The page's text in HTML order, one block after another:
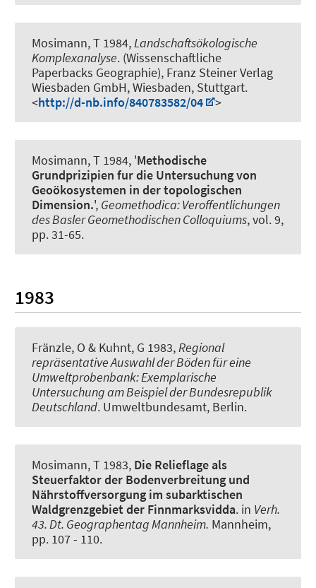
Mosimann, T 1984,Landschaftsökologische
Komplexanalyse. (Wissenschaftliche
Paperbacks Geographie), Franz Steiner Verlag
Wiesbaden GmbH, Wiesbaden, Stuttgart.
<http://d-nb.info/840783582/04 >
Mosimann, T 1984, 'Methodische
Grundprizipien fur die Untersuchung von
Geoökosystemen in der topologischen
Dimension.', Geomethodica: Veroffentlichungen
des Basler Geomethodischen Colloquiums, vol. 9,
pp. 31-65.
1983
Fränzle, O & Kuhnt, G 1983,Regional
repräsentative Auswahl der Böden für eine
Umweltprobenbank: Exemplarische
Untersuchung am Beispiel der Bundesrepublik
Deutschland. Umweltbundesamt, Berlin.
Mosimann, T 1983, Die Relieflage als
Steuerfaktor der Bodenverbreitung und
Nährstoffversorgung im subarktischen
Waldgrenzgebiet der Finnmarksvidda. in Verh.
43. Dt. Geographentag Mannheim. Mannheim,
pp. 107 - 110.